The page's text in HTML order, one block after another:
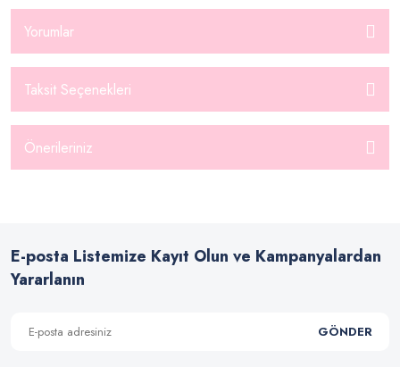
Yorumlar
Taksit Seçenekleri
Önerileriniz
E-posta Listemize Kayıt Olun ve Kampanyalardan
Yararlanın
GÖNDER